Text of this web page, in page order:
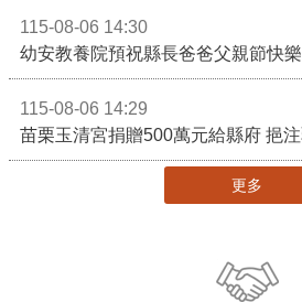
115-08-06 14:30
幼安教養院預祝縣長爸爸父親節快樂
115-08-06 14:29
更多